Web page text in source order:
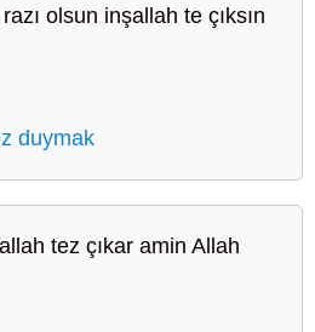
olsun inşallah te çıksın
duymak
tez çıkar amin Allah